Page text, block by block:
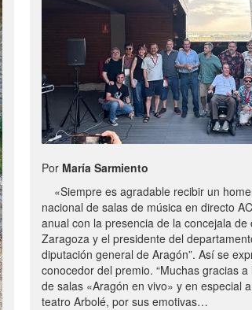
Por María Sarmiento
«Siempre es agradable recibir un
nacional de salas de música en directo
anual con la presencia de la concejala
Zaragoza y el presidente del
diputación general de Aragón”. Así se
conocedor del premio. “Muchas gracias
de salas «Aragón en vivo» y en especial
teatro Arbolé, por sus emotivas…